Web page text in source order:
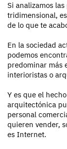
Si analizamos
tridimensional,
de lo que te
En la sociedad
podemos
predominar más
interioristas o
Y es que el
arquitectónica
personal
quieren vender,
es Internet.